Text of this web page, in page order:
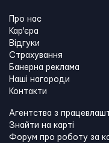
Про нас
Кар'єра
Відгуки
Страхування
Банерна реклама
Наші нагороди
Контакти
Агентства з
Знайти на карті
Форум про роботу за